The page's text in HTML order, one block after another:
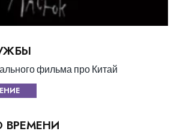
фильма про Китай
ВРЕМЕНИ